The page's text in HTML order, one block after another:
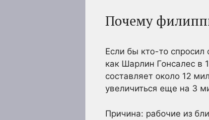
Почему
Если бы кто-то
как Шарлин Гонсалес в
составляет около 12
увеличиться еще на 3
Причина: рабочие из